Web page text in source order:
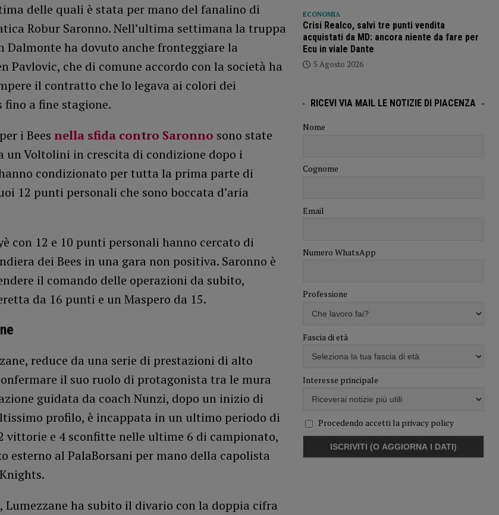
delle quali è stata per mano del fanalino di
Robur Saronno. Nell’ultima settimana la truppa
Dalmonte ha dovuto anche fronteggiare la
Pavlovic, che di comune accordo con la società ha
il contratto che lo legava ai colori dei
fino a fine stagione.
i Bees nella sfida contro Saronno sono state
un Voltolini in crescita di condizione dopo i
condizionato per tutta la prima parte di
12 punti personali che sono boccata d’aria
con 12 e 10 punti personali hanno cercato di
dei Bees in una gara non positiva. Saronno è
il comando delle operazioni da subito,
da 16 punti e un Maspero da 15.
reduce da una serie di prestazioni di alto
il suo ruolo di protagonista tra le mura
guidata da coach Nunzi, dopo un inizio di
profilo, è incappata in un ultimo periodo di
vittorie e 4 sconfitte nelle ultime 6 di campionato,
esterno al PalaBorsani per mano della capolista
Lumezzane ha subito il divario con la doppia cifra
ECONOMIA
Crisi Realco, salvi tre punti vendita
acquistati da MD: ancora niente da fare per
Ecu in viale Dante
5 Agosto 2026
RICEVI VIA MAIL LE NOTIZIE DI PIACENZA
Nome
Cognome
Email
Numero WhatsApp
Professione
Fascia di età
Interesse principale
Procedendo accetti la privacy policy